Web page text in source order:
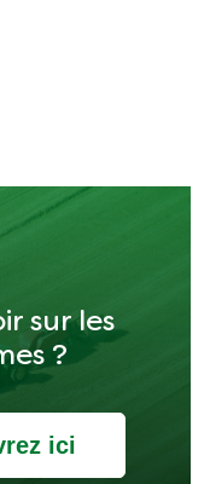
sur les
?
ici